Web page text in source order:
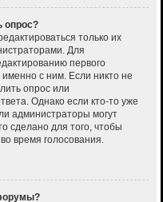
опрос?
только их
Для
первого
с ним. Если никто не
опрос или
Однако если кто-то уже
администраторы могут
сделано для того, чтобы
время голосования.